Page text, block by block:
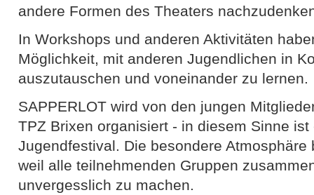
andere Formen des Theaters
In Workshops und anderen Aktivitäten
Möglichkeit, mit anderen Jugendlichen in
auszutauschen und voneinander zu lernen.
SAPPERLOT wird von den jungen
TPZ Brixen organisiert - in diesem Sinne
Jugendfestival. Die besondere Atmosphäre
weil alle teilnehmenden Gruppen
unvergesslich zu machen.